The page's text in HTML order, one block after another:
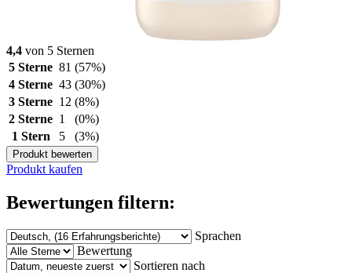
4,4 von 5 Sternen
5 Sterne 81 (57%)
4 Sterne 43 (30%)
3 Sterne 12 (8%)
2 Sterne 1
(0%)
1 Stern
5 (3%)
Produkt bewerten
Produkt kaufen
Bewertungen filtern:
Sprachen
Bewertung
Sortieren nach